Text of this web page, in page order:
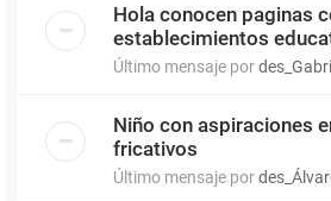
Hola conocen paginas
establecimientos
Último mensaje por
Niño con aspiraciones
fricativos
Último mensaje por